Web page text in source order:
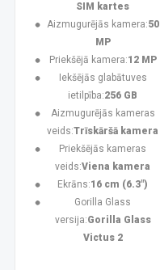
SIM kartes
Aizmugurējās kamera:50
MP
Priekšējā kamera:12 MP
Iekšējās glabātuves
ietilpība:256 GB
Aizmugurējās kameras
veids:Trīskāršā kamera
Priekšējās kameras
veids:Viena kamera
Ekrāns:16 cm (6.3")
Gorilla Glass
versija:Gorilla Glass
Victus 2